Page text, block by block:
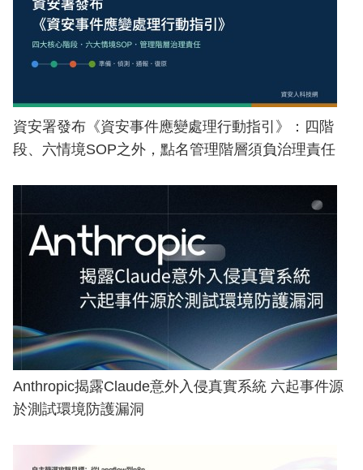
資安署發布《資安事件應變處理行動指引》：四階
段、六情境SOP之外，點名管理階層須負治理責任
Anthropic揭露Claude意外入侵真實系統 六起事件源
於測試環境防護漏洞